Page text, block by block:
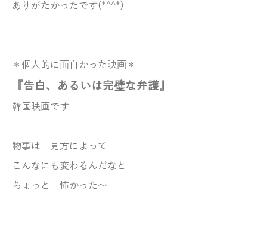
ありがたかったです(*^^*)
＊個人的に面白かった映画＊
『告白、あるいは完璧な弁護』
韓国映画です
物事は 見方によって
こんなにも変わるんだなと
ちょっと 怖かった～